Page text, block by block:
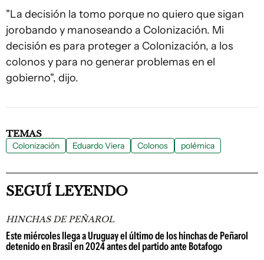
"La decisión la tomo porque no quiero que sigan
jorobando y manoseando a Colonización. Mi
decisión es para proteger a Colonización, a los
colonos y para no generar problemas en el
gobierno", dijo.
TEMAS
Colonización Eduardo Viera Colonos polémica
SEGUÍ LEYENDO
HINCHAS DE PEÑAROL
Este miércoles llega a Uruguay el último de los hinchas de Peñarol
detenido en Brasil en 2024 antes del partido ante Botafogo